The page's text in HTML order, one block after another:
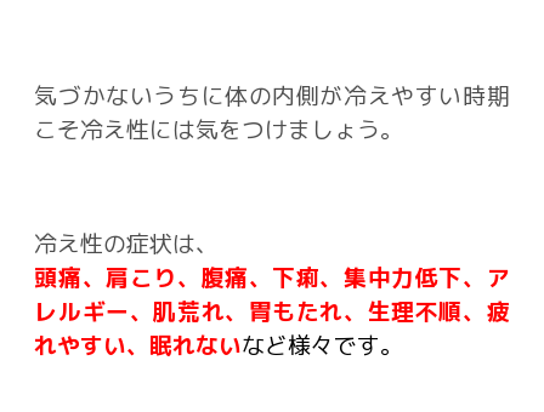
気づかないうちに体の内側が冷えやすい時期
こそ冷え性には気をつけましょう。
冷え性の症状は、
頭痛、肩こり、腹痛、下痢、集中力低下、ア
レルギー、肌荒れ、胃もたれ、生理不順、疲
れやすい、眠れないなど様々です。